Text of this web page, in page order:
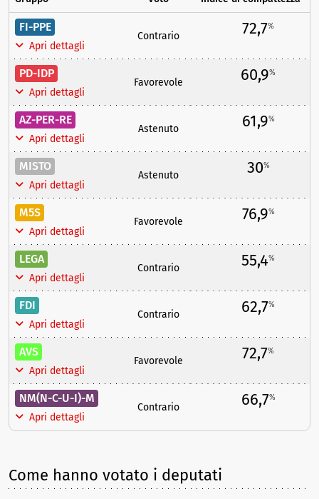
FI-PPE
Apri dettagli
Contrario 72,7%
PD-IDP
Apri dettagli
Favorevole 60,9%
AZ-PER-RE
Apri dettagli
Astenuto 61,9%
MISTO
Apri dettagli
Astenuto 30%
M5S
Apri dettagli
Favorevole 76,9%
LEGA
Apri dettagli
Contrario 55,4%
FDI
Apri dettagli
Contrario 62,7%
AVS
Apri dettagli
Favorevole 72,7%
NM(N-C-U-I)-M
Apri dettagli
Contrario 66,7%
Come hanno votato i deputati